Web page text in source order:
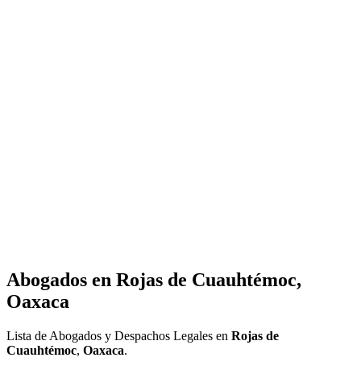
Abogados en Rojas de Cuauhtémoc,
Oaxaca
Lista de Abogados y Despachos Legales en Rojas de
Cuauhtémoc, Oaxaca.